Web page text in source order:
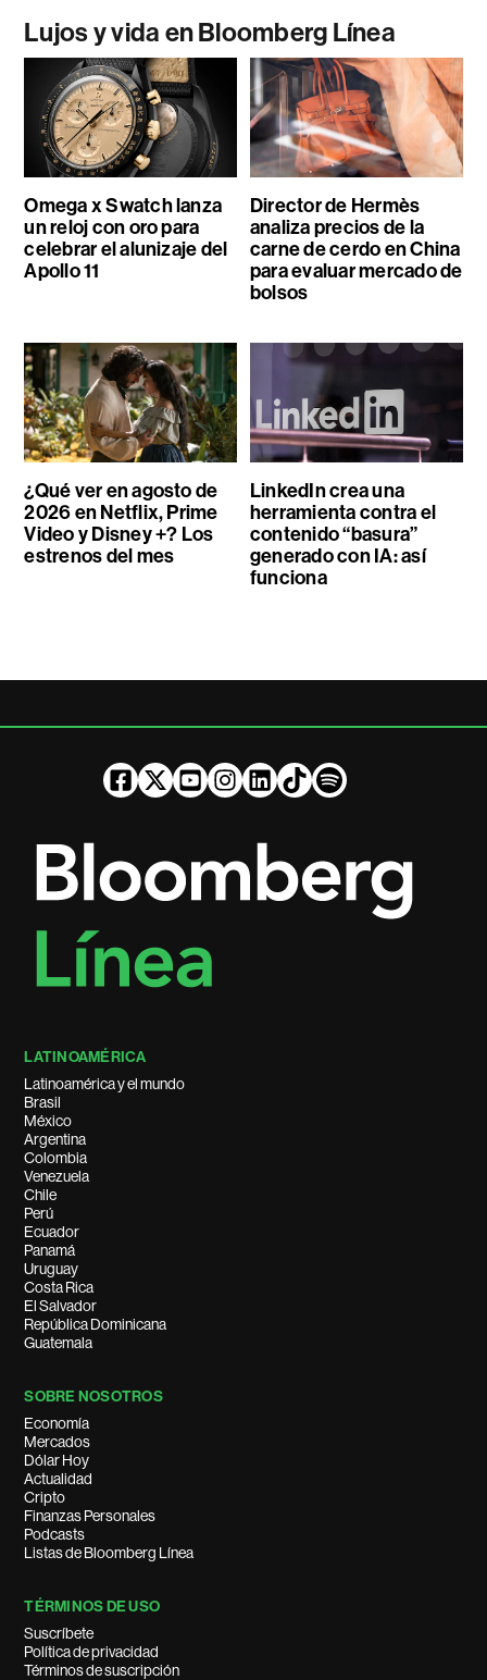
Lujos y vida en Bloomberg Línea
Omega x Swatch lanza
un reloj con oro para
celebrar el alunizaje del
Apollo 11
Director de Hermès
analiza precios de la
carne de cerdo en China
para evaluar mercado de
bolsos
¿Qué ver en agosto de
2026 en Netflix, Prime
Video y Disney +? Los
estrenos del mes
LinkedIn crea una
herramienta contra el
contenido “basura”
generado con IA: así
funciona
LATINOAMÉRICA
Latinoamérica y el mundo
Brasil
México
Argentina
Colombia
Venezuela
Chile
Perú
Ecuador
Panamá
Uruguay
Costa Rica
El Salvador
República Dominicana
Guatemala
SOBRE NOSOTROS
Economía
Mercados
Dólar Hoy
Actualidad
Cripto
Finanzas Personales
Podcasts
Listas de Bloomberg Línea
TÉRMINOS DE USO
Suscríbete
Política de privacidad
Términos de suscripción